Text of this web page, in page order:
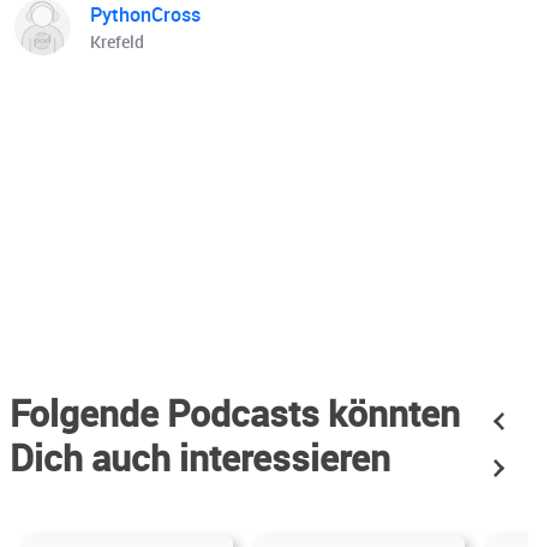
PythonCross
Krefeld
Folgende Podcasts könnten
Dich auch interessieren